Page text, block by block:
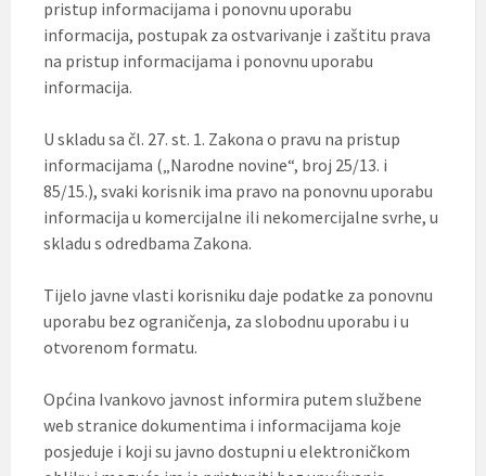
pristup informacijama i ponovnu uporabu
informacija, postupak za ostvarivanje i zaštitu prava
na pristup informacijama i ponovnu uporabu
informacija.
U skladu sa čl. 27. st. 1. Zakona o pravu na pristup
informacijama („Narodne novine“, broj 25/13. i
85/15.), svaki korisnik ima pravo na ponovnu uporabu
informacija u komercijalne ili nekomercijalne svrhe, u
skladu s odredbama Zakona.
Tijelo javne vlasti korisniku daje podatke za ponovnu
uporabu bez ograničenja, za slobodnu uporabu i u
otvorenom formatu.
Općina Ivankovo javnost informira putem službene
web stranice dokumentima i informacijama koje
posjeduje i koji su javno dostupni u elektroničkom